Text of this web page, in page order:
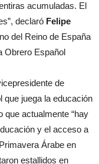
acumuladas. El
declaró Felipe
del Reino de España
Obrero Español
de
que juega la educación
que actualmente “hay
y el acceso a
Árabe en
estallidos en